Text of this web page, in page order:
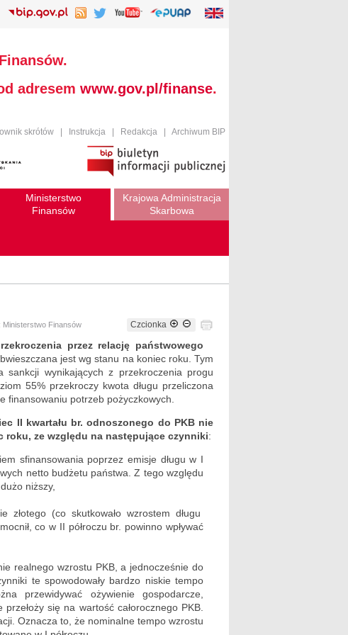
adresem www.gov.pl/finanse.
skrótów Instrukcja Redakcja Archiwum BIP
Ministerstwo
Finansów
Krajowa Administracja
Skarbowa
Ministerstwo Finansów Czcionka
przez relację państwowego
jest wg stanu na koniec roku. Tym
sankcji wynikających z przekroczenia progu
55% przekroczy kwota długu przeliczona
finansowaniu potrzeb pożyczkowych.
II kwartału br. odnoszonego do PKB nie
ze względu na następujące czynniki:
sfinansowania poprzez emisje długu w I
netto budżetu państwa. Z tego względu
niższy,
złotego (co skutkowało wzrostem długu
co w II półroczu br. powinno wpływać
realnego wzrostu PKB, a jednocześnie do
te spowodowały bardzo niskie tempo
przewidywać ożywienie gospodarcze,
się na wartość całorocznego PKB.
Oznacza to, że nominalne tempo wzrostu